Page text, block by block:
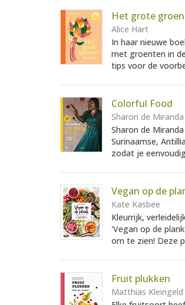
Het grote
Alice Hart
In haar nieuwe
met groenten in
tips voor de
Colorful Food
Sharon de Miranda
Sharon de
Surinaamse,
zodat je
Vegan op de
Kate Kasbee
Kleurrijk,
'Vegan op de
om te zien! Deze
Fruit plukken
Matthias Kleingeld